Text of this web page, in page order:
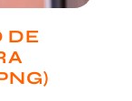
DE